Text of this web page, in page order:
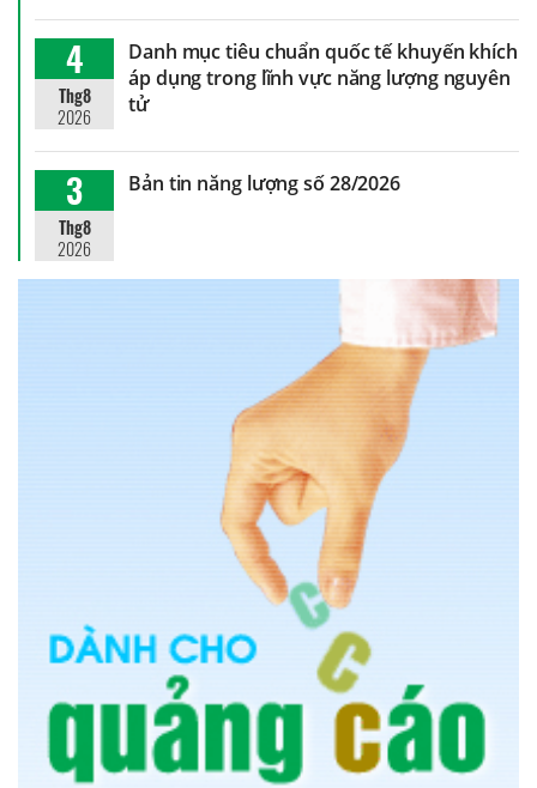
4
Thg8
2026
Danh mục tiêu chuẩn quốc tế khuyến khích
áp dụng trong lĩnh vực năng lượng nguyên
tử
3
Thg8
2026
Bản tin năng lượng số 28/2026